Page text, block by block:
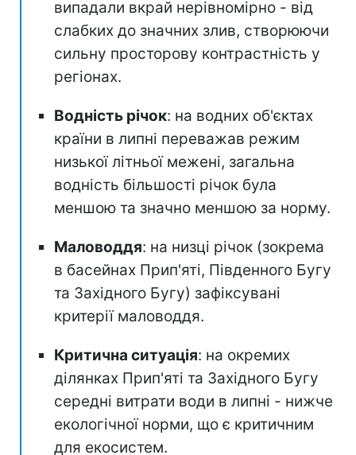
випадали вкрай нерівномірно - від
слабких до значних злив, створюючи
сильну просторову контрастність у
регіонах.
Водність річок: на водних об'єктах
країни в липні переважав режим
низької літньої межені, загальна
водність більшості річок була
меншою та значно меншою за норму.
Маловоддя: на низці річок (зокрема
в басейнах Прип'яті, Південного Бугу
та Західного Бугу) зафіксувані
критерії маловоддя.
Критична ситуація: на окремих
ділянках Прип'яті та Західного Бугу
середні витрати води в липні - нижче
екологічної норми, що є критичним
для екосистем.